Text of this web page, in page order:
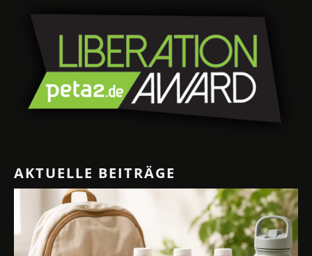
AKTUELLE BEITRÄGE